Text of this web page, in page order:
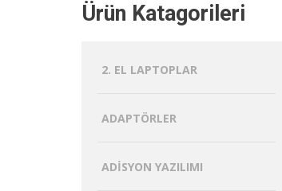
Ürün Katagorileri
2. EL LAPTOPLAR
ADAPTÖRLER
ADISYON YAZILIMI